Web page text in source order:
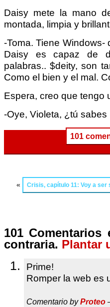
Daisy mete la mano
montada, limpia y
-Toma. Tiene
Daisy es capaz de
palabras.. $deity, son
Como el bien y el mal.
Espera, creo que tengo
-Oye, Violeta, ¿tú
101
« Crisis, capítulo 11: Voy a ser
101
contraria. Plantar
Prime!
Romper la web es
Comentario byProteo